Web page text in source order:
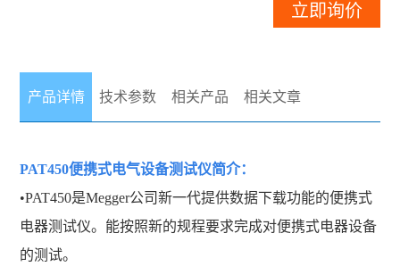
立即询价
产品详情 技术参数 相关产品 相关文章
PAT450便携式电气设备测试仪简介：
•PAT450是Megger公司新一代提供数据下载功能的便携式
电器测试仪。能按照新的规程要求完成对便携式电器设备
的测试。